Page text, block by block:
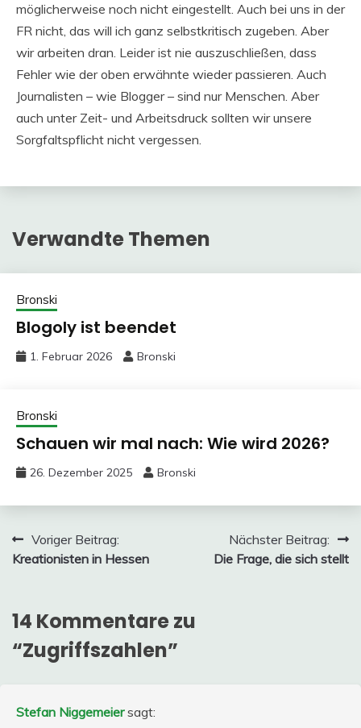
möglicherweise noch nicht eingestellt. Auch bei uns in der
FR nicht, das will ich ganz selbstkritisch zugeben. Aber
wir arbeiten dran. Leider ist nie auszuschließen, dass
Fehler wie der oben erwähnte wieder passieren. Auch
Journalisten – wie Blogger – sind nur Menschen. Aber
auch unter Zeit- und Arbeitsdruck sollten wir unsere
Sorgfaltspflicht nicht vergessen.
Verwandte Themen
Bronski
Blogoly ist beendet
1. Februar 2026 Bronski
Bronski
Schauen wir mal nach: Wie wird 2026?
26. Dezember 2025 Bronski
Beitragsnavigation
Voriger Beitrag:
Kreationisten in Hessen
Nächster Beitrag:
Die Frage, die sich stellt
14 Kommentare zu
“Zugriffszahlen”
Stefan Niggemeier sagt: